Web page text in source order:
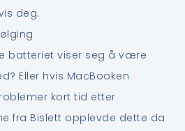
deg.
batteriet viser seg å være
Eller hvis MacBooken
kort tid etter
fra Bislett opplevde dette da